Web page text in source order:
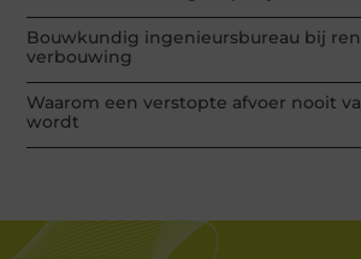
Bouwkundig ingenieursbureau bij
verbouwing
Waarom een verstopte afvoer nooit
wordt